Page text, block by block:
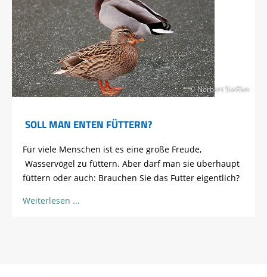
© Norbert Steffan
SOLL MAN ENTEN FÜTTERN?
Für viele Menschen ist es eine große Freude,
Wasservögel zu füttern. Aber darf man sie überhaupt
füttern oder auch: Brauchen Sie das Futter eigentlich?
Weiterlesen